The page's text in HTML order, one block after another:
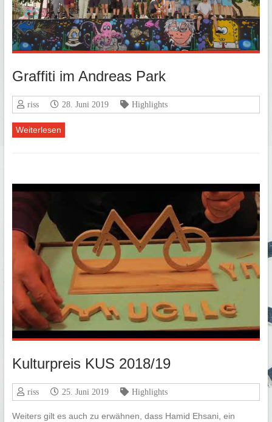
Graffiti im Andreas Park
riss 28. Juni 2019 Highlights
Weiterlesen
Kulturpreis KUS 2018/19
riss 25. Juni 2019 Highlights
Weiters gilt es auch zu erwähnen, dass Hamid Ehsani, ein